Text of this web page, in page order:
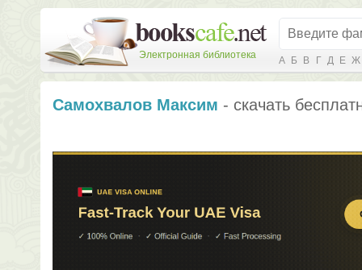
Электронная библиотека А Б В Г Д Е Ж
Самохвалов Максим - скачать